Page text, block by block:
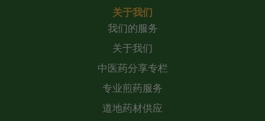
关于我们
我们的服务
关于我们
中医药分享专栏
专业煎药服务
道地药材供应